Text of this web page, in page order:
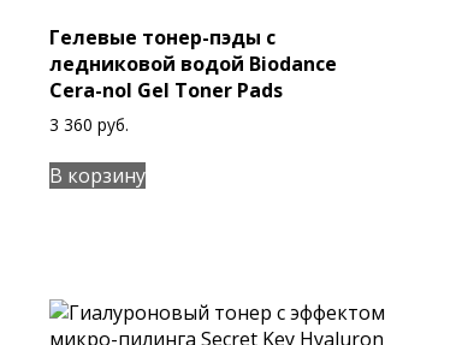
Гелевые тонер-пэды с
ледниковой водой Biodance
Cera-nol Gel Toner Pads
3 360 руб.
В корзину